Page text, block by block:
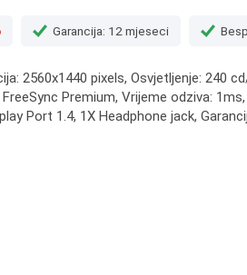
Garancija: 12 mjeseci
2560x1440 pixels, Osvjetljenje: 240
Premium, Vrijeme odziva:
Port 1.4, 1X Headphone jack,